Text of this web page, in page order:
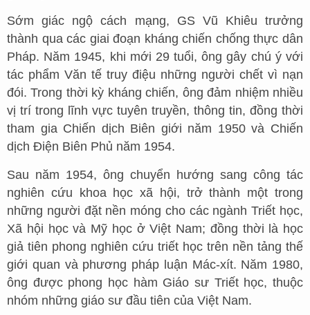
Sớm giác ngộ cách mạng, GS Vũ Khiêu trưởng
thành qua các giai đoạn kháng chiến chống thực dân
Pháp. Năm 1945, khi mới 29 tuổi, ông gây chú ý với
tác phẩm Văn tế truy điệu những người chết vì nạn
đói. Trong thời kỳ kháng chiến, ông đảm nhiệm nhiều
vị trí trong lĩnh vực tuyên truyền, thông tin, đồng thời
tham gia Chiến dịch Biên giới năm 1950 và Chiến
dịch Điện Biên Phủ năm 1954.
Sau năm 1954, ông chuyển hướng sang công tác
nghiên cứu khoa học xã hội, trở thành một trong
những người đặt nền móng cho các ngành Triết học,
Xã hội học và Mỹ học ở Việt Nam; đồng thời là học
giả tiên phong nghiên cứu triết học trên nền tảng thế
giới quan và phương pháp luận Mác-xít. Năm 1980,
ông được phong học hàm Giáo sư Triết học, thuộc
nhóm những giáo sư đầu tiên của Việt Nam.